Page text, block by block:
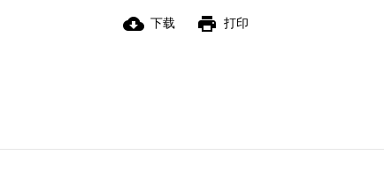
cloud_download 下载 print 打印